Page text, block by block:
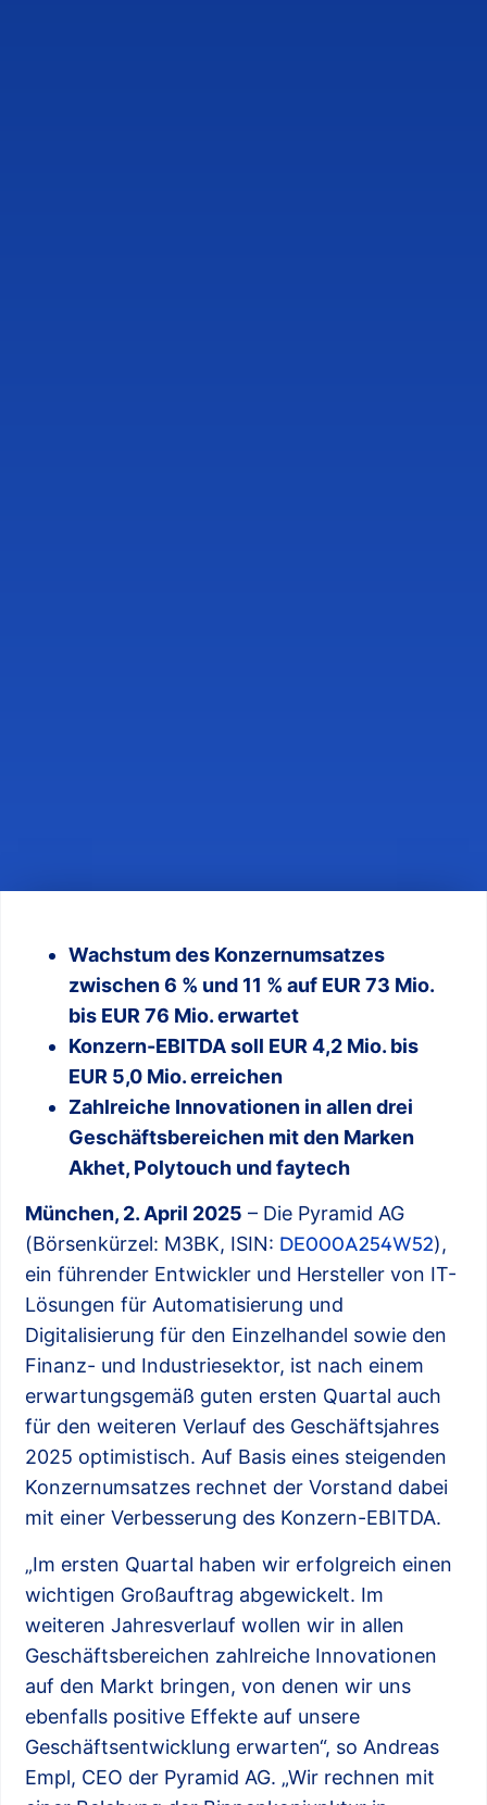
Wachstum des Konzernumsatzes
zwischen 6 % und 11 % auf EUR 73 Mio.
bis EUR 76 Mio. erwartet
Konzern-EBITDA soll EUR 4,2 Mio. bis
EUR 5,0 Mio. erreichen
Zahlreiche Innovationen in allen drei
Geschäftsbereichen mit den Marken
Akhet, Polytouch und faytech
München, 2. April 2025 – Die Pyramid AG
(Börsenkürzel: M3BK, ISIN: DE000A254W52),
ein führender Entwickler und Hersteller von IT-
Lösungen für Automatisierung und
Digitalisierung für den Einzelhandel sowie den
Finanz- und Industriesektor, ist nach einem
erwartungsgemäß guten ersten Quartal auch
für den weiteren Verlauf des Geschäftsjahres
2025 optimistisch. Auf Basis eines steigenden
Konzernumsatzes rechnet der Vorstand dabei
mit einer Verbesserung des Konzern-EBITDA.
„Im ersten Quartal haben wir erfolgreich einen
wichtigen Großauftrag abgewickelt. Im
weiteren Jahresverlauf wollen wir in allen
Geschäftsbereichen zahlreiche Innovationen
auf den Markt bringen, von denen wir uns
ebenfalls positive Effekte auf unsere
Geschäftsentwicklung erwarten“, so Andreas
Empl, CEO der Pyramid AG. „Wir rechnen mit